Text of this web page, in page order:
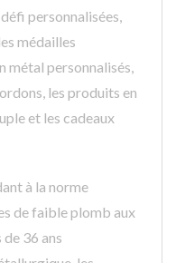
personnalisées,
médailles
métal personnalisés,
les produits en
et les cadeaux
à la norme
de faible plomb aux
36 ans